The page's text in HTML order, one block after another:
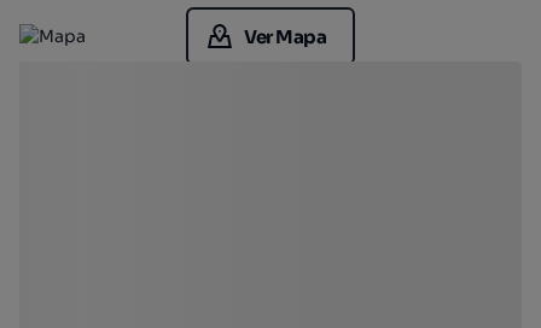
Ver Mapa